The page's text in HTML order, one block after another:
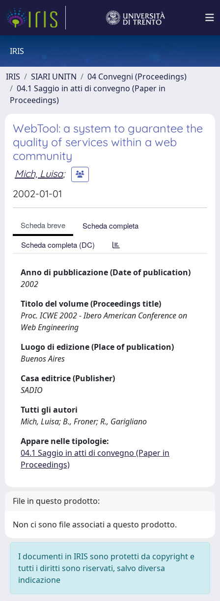
IRIS
IRIS SIARI UNITN
04 Convegni (Proceedings)
04.1 Saggio in atti di convegno (Paper in
Proceedings)
WebTool: a system to guarantee the
quality of services within a web
community
Mich, Luisa;
2002-01-01
Scheda breve
Scheda completa
Scheda completa (DC)
Anno di pubblicazione (Date of publication)
2002
Titolo del volume (Proceedings title)
Proc. ICWE 2002 - Ibero American Conference on
Web Engineering
Luogo di edizione (Place of publication)
Buenos Aires
Casa editrice (Publisher)
SADIO
Tutti gli autori
Mich, Luisa; B., Froner; R., Garigliano
Appare nelle tipologie:
04.1 Saggio in atti di convegno (Paper in
Proceedings)
File in questo prodotto:
Non ci sono file associati a questo prodotto.
I documenti in IRIS sono protetti da copyright e
tutti i diritti sono riservati, salvo diversa
indicazione